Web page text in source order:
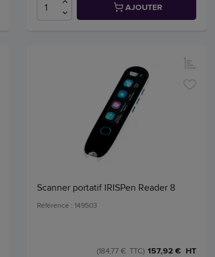
AJOUTER
Scanner portatif IRISPen Reader 8
Référence : 149503
157,92 € HT
(184,77 € TTC)